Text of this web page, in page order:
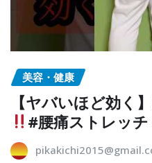
美容・健康
【ヤバいほど効く
#腰痛ストレッ